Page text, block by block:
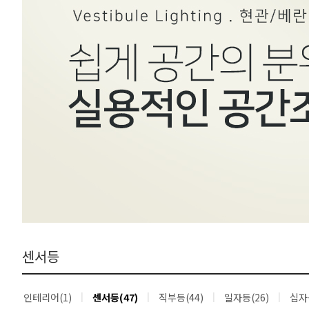
센서등
인테리어(1) 센서등(47) 직부등(44) 일자등(26) 십